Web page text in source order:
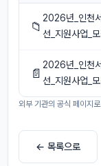
📁
2026년_인천
선_지원사업_
📄
2026년_인천
선_지원사업_
외부 기관의 공식 페이지
← 목록으로